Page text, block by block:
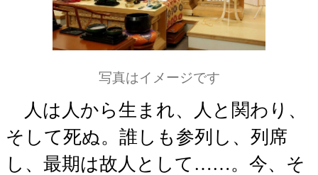
写真はイメージです
人は人から生まれ、人と関わり、
そして死ぬ。誰しも参列し、列席
し、最期は故人として……。今、そ